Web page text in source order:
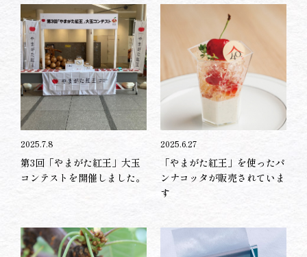
2025.7.8
第3回「やまがた紅王」大玉
コンテストを開催しました。
2025.6.27
「やまがた紅王」を使ったパ
ンナコッタが販売されていま
す